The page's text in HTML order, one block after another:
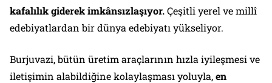
kafalılık giderek imkânsızlaşıyor.Çeşitli yerel ve millî
edebiyatlardan bir dünya edebiyatı yükseliyor.
Burjuvazi, bütün üretim araçlarının hızla iyileşmesi ve
iletişimin alabildiğine kolaylaşması yoluyla,en